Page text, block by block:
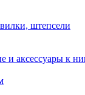
штепсели
и аксессуары к